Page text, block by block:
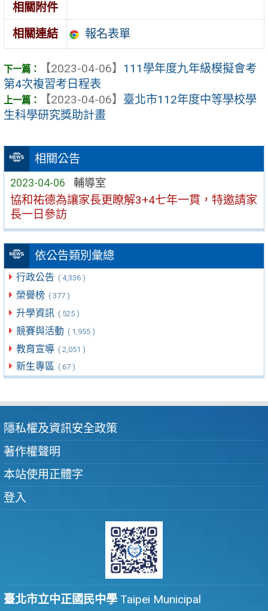
相關公告
2023-04-06 輔導室
協和祐德為讓家長更瞭解3+4七年一貫，特邀請家
長一日參訪
依公告類別彙總
行政公告 ( 4,336 )
榮譽榜 ( 377 )
升學資訊 ( 525 )
競賽與活動 ( 1,955 )
教育宣導 ( 2,051 )
新生專區 ( 67 )
相關附件
相關連結
報名表單
【2023-04-06】 111學年度九年級模擬會考
第4次複習考日程表
【2023-04-06】 臺北市112年度中等學校學
生科學研究獎助計畫
隱私權及資訊安全政策
著作權聲明
本站使用正體字
登入
臺北市立中正國民中學 Taipei Municipal